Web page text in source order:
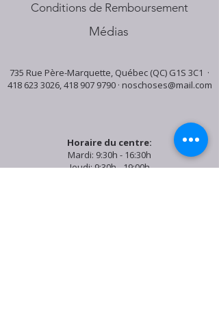
Conditions de Remboursement
Médias
735 Rue Père-Marquette, Québec (QC) G1S 3C1 ·
418 623 3026,418 907 9790· noschoses@mail.com
Horaire du centre:
Mardi: 9:30h - 16:30h
Jeudi: 9:30h - 19:00h